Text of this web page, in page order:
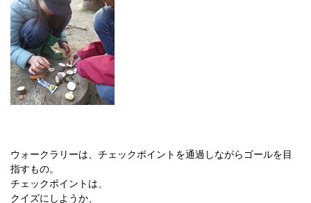
ウォークラリーは、チェックポイントを通過しながらゴールを目
指すもの。
チェックポイントは、
クイズにしようか、